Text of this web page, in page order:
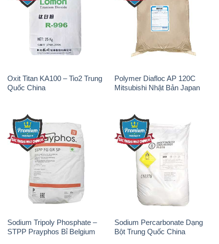
Oxit Titan KA100 – Tio2 Trung
Quốc China
Polymer Diafloc AP 120C
Mitsubishi Nhật Bản Japan
Sodium Tripoly Phosphate –
STPP Prayphos Bỉ Belgium
Sodium Percarbonate Dạng
Bột Trung Quốc China